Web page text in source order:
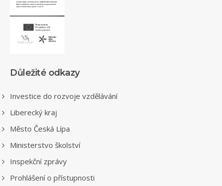
Důležité odkazy
Investice do rozvoje vzdělávání
Liberecký kraj
Město Česká Lípa
Ministerstvo školství
Inspekční zprávy
Prohlášení o přístupnosti